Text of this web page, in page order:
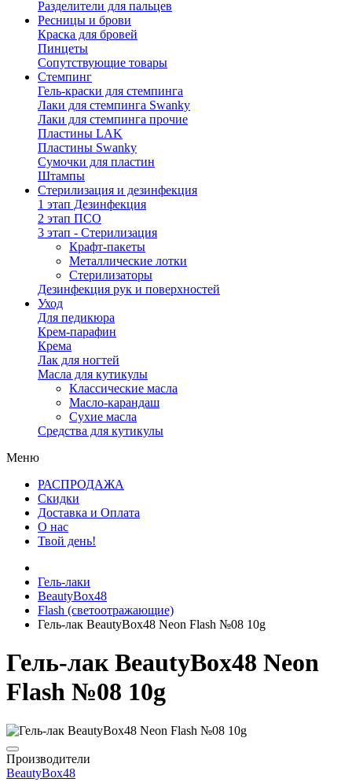
Разделители для пальцев
Ресницы и брови
Краска для бровей
Пинцеты
Сопутствующие товары
Стемпинг
Гель-краски для стемпинга
Лаки для стемпинга Swanky
Лаки для стемпинга прочие
Пластины LAK
Пластины Swanky
Сумочки для пластин
Штампы
Стерилизация и дезинфекция
1 этап Дезинфекция
2 этап ПСО
3 этап - Стерилизация
Крафт-пакеты
Металлические лотки
Стерилизаторы
Дезинфекция рук и поверхностей
Уход
Для педикюра
Крем-парафин
Крема
Лак для ногтей
Масла для кутикулы
Классические масла
Масло-карандаш
Сухие масла
Средства для кутикулы
Меню
РАСПРОДАЖА
Скидки
Доставка и Оплата
О нас
Твой день!
Гель-лаки
BeautyBox48
Flash (светоотражающие)
Гель-лак BeautyBox48 Neon Flash №08 10g
Гель-лак BeautyBox48 Neon
Flash №08 10g
Производители
BeautyBox48